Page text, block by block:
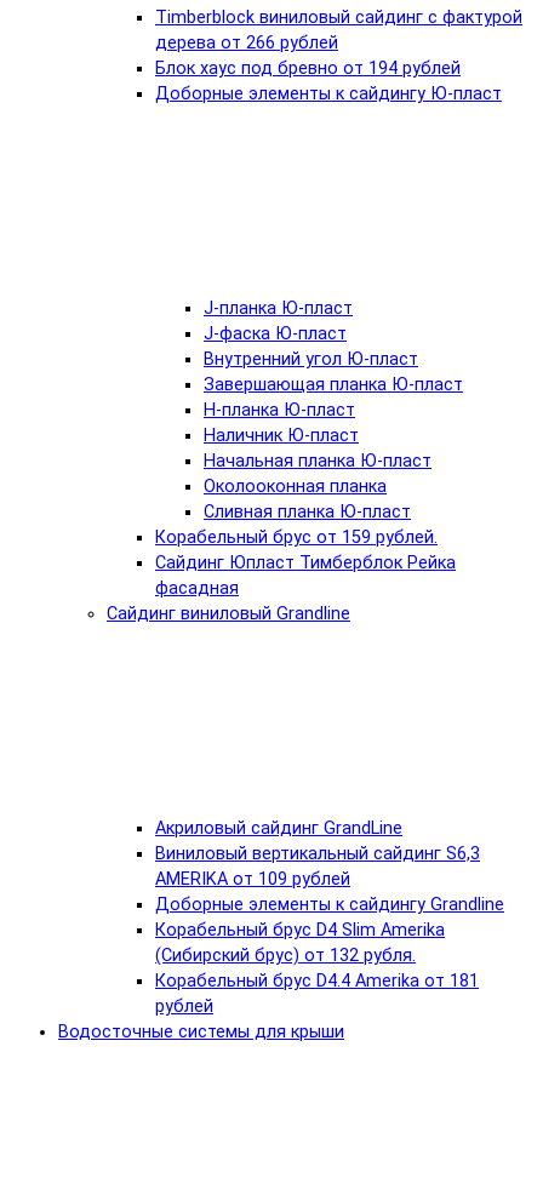
Timberblock виниловый сайдинг с фактурой
дерева от 266 рублей
Блок хаус под бревно от 194 рублей
Доборные элементы к сайдингу Ю-пласт
J-планка Ю-пласт
J-фаска Ю-пласт
Внутренний угол Ю-пласт
Завершающая планка Ю-пласт
Н-планка Ю-пласт
Наличник Ю-пласт
Начальная планка Ю-пласт
Околооконная планка
Сливная планка Ю-пласт
Корабельный брус от 159 рублей.
Сайдинг Юпласт Тимберблок Рейка
фасадная
Сайдинг виниловый Grandline
Акриловый сайдинг GrandLine
Виниловый вертикальный сайдинг S6,3
AMERIKA от 109 рублей
Доборные элементы к сайдингу Grandline
Корабельный брус D4 Slim Amerika
(Сибирский брус) от 132 рубля.
Корабельный брус D4.4 Amerika от 181
рублей
Водосточные системы для крыши